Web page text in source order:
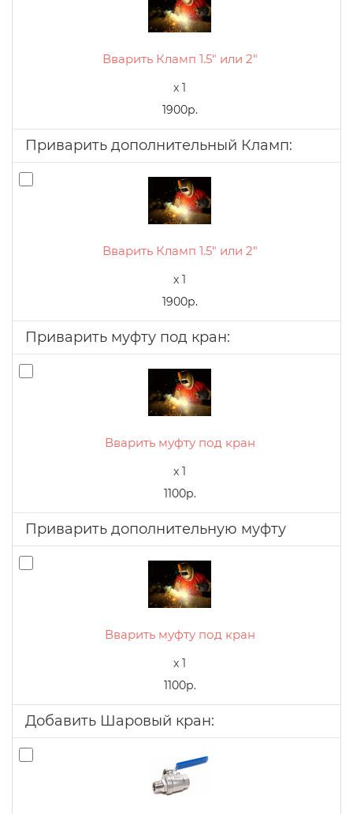
Вварить Кламп 1.5" или 2"
x 1
1900р.
Приварить дополнительный Кламп:
Вварить Кламп 1.5" или 2"
x 1
1900р.
Приварить муфту под кран:
Вварить муфту под кран
x 1
1100р.
Приварить дополнительную муфту
Вварить муфту под кран
x 1
1100р.
Добавить Шаровый кран: